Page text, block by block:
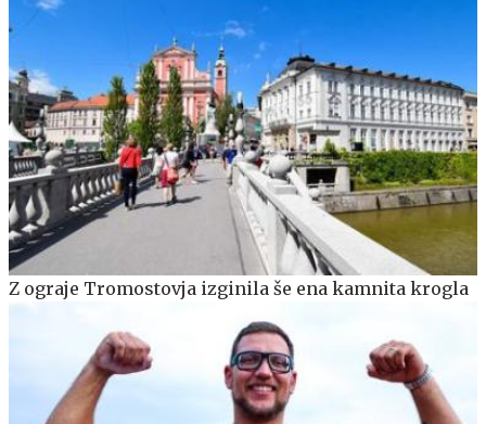
Z ograje Tromostovja izginila še ena kamnita krogla